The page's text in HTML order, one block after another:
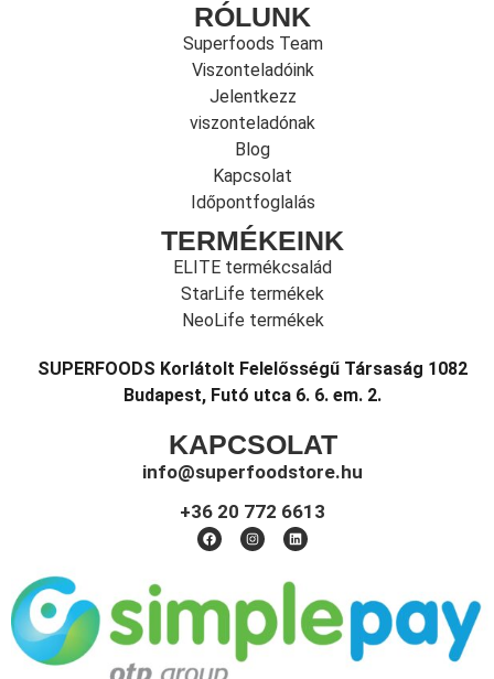
RÓLUNK
Superfoods Team
Viszonteladóink
Jelentkezz
viszonteladónak
Blog
Kapcsolat
Időpontfoglalás
TERMÉKEINK
ELITE termékcsalád
StarLife termékek
NeoLife termékek
SUPERFOODS Korlátolt Felelősségű Társaság 1082
Budapest, Futó utca 6. 6. em. 2.
KAPCSOLAT
info@superfoodstore.hu
+36 20 772 6613